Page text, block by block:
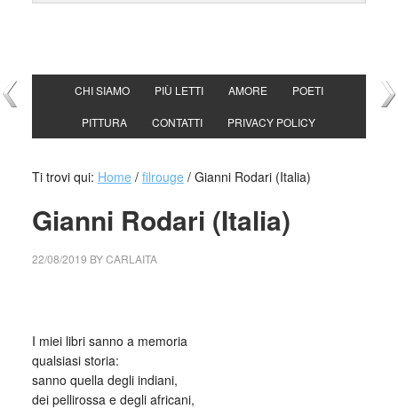
CHI SIAMO PIÙ LETTI AMORE POETI
PITTURA CONTATTI PRIVACY POLICY
Ti trovi qui: Home / filrouge /Gianni Rodari (Italia)
Gianni Rodari (Italia)
22/08/2019 BYCARLAITA
I miei libri sanno a memoria
qualsiasi storia:
sanno quella degli indiani,
dei pellirossa e degli africani,